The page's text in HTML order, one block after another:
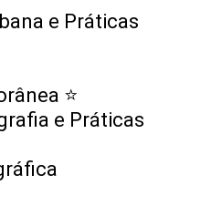
e Práticas
⭐️
e Práticas